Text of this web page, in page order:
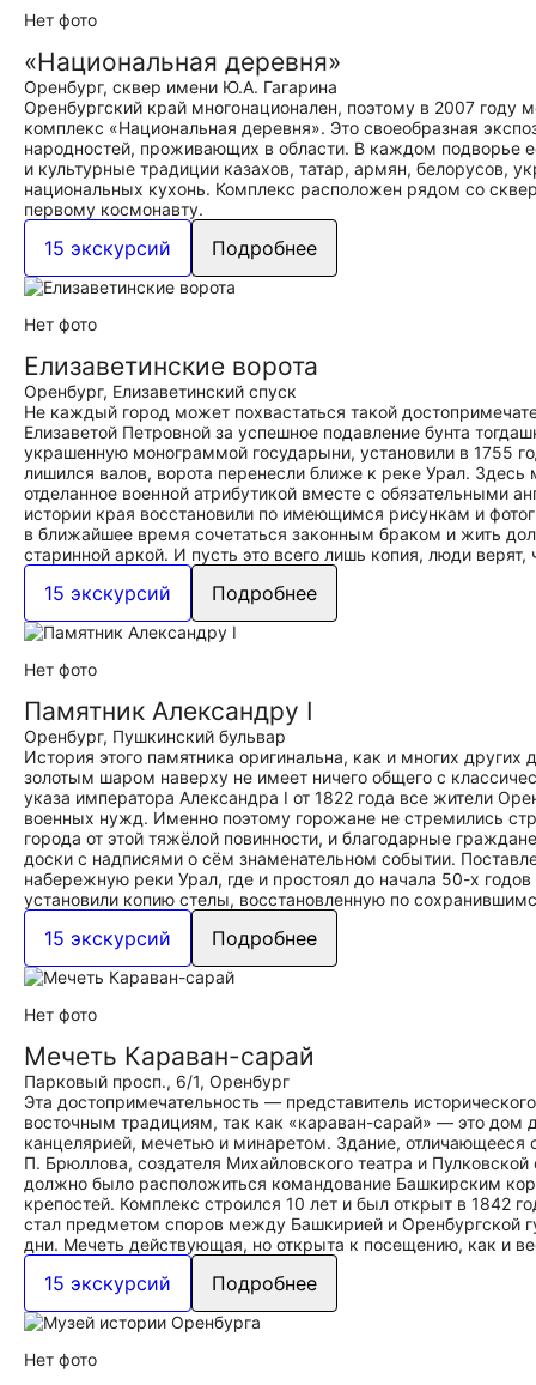
Нет фото
«Национальная деревня»
Оренбург, сквер имени Ю.А. Гагарина
Оренбургский край многонационален, поэтому в 2007 году
комплекс «Национальная деревня». Это своеобразная
народностей, проживающих в области. В каждом подворье
и культурные традиции казахов, татар, армян, белорусов,
национальных кухонь. Комплекс расположен рядом со
первому космонавту.
15 экскурсий Подробнее
Нет фото
Елизаветинские ворота
Оренбург, Елизаветинский спуск
Не каждый город может похвастаться такой
Елизаветой Петровной за успешное подавление бунта
украшенную монограммой государыни, установили в 1755
лишился валов, ворота перенесли ближе к реке Урал.
отделанное военной атрибутикой вместе с обязательными
истории края восстановили по имеющимся рисункам и
в ближайшее время сочетаться законным браком и жить
старинной аркой. И пусть это всего лишь копия, люди
15 экскурсий Подробнее
Нет фото
Памятник Александру I
Оренбург, Пушкинский бульвар
История этого памятника оригинальна, как и многих
золотым шаром наверху не имеет ничего общего с
указа императора Александра I от 1822 года все жители
военных нужд. Именно поэтому горожане не стремились
города от этой тяжёлой повинности, и благодарные
доски с надписями о сём знаменательном событии.
набережную реки Урал, где и простоял до начала 50-х
установили копию стелы, восстановленную по
15 экскурсий Подробнее
Нет фото
Мечеть Караван-сарай
Парковый просп., 6/1, Оренбург
Эта достопримечательность — представитель
восточным традициям, так как «караван-сарай» — это
канцелярией, мечетью и минаретом. Здание,
П. Брюллова, создателя Михайловского театра и
должно было расположиться командование Башкирским
крепостей. Комплекс строился 10 лет и был открыт в 1842
стал предметом споров между Башкирией и Оренбургской
дни. Мечеть действующая, но открыта к посещению, как и
15 экскурсий Подробнее
Нет фото